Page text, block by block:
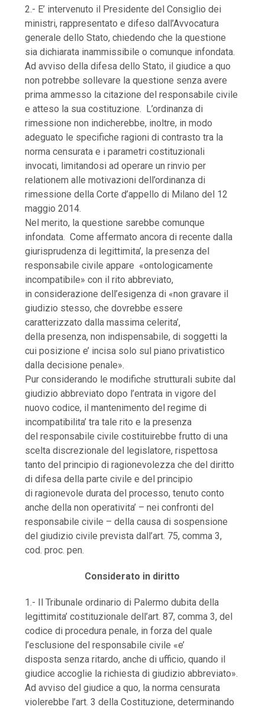
2.- E’ intervenuto il Presidente del Consiglio dei
ministri, rappresentato e difeso dall’Avvocatura
generale dello Stato, chiedendo che la questione
sia dichiarata inammissibile o comunque infondata.
Ad avviso della difesa dello Stato, il giudice a quo
non potrebbe sollevare la questione senza avere
prima ammesso la citazione del responsabile civile
e atteso la sua costituzione. L’ordinanza di
rimessione non indicherebbe, inoltre, in modo
adeguato le specifiche ragioni di contrasto tra la
norma censurata e i parametri costituzionali
invocati, limitandosi ad operare un rinvio per
relationem alle motivazioni dell’ordinanza di
rimessione della Corte d’appello di Milano del 12
maggio 2014.
Nel merito, la questione sarebbe comunque
infondata. Come affermato ancora di recente dalla
giurisprudenza di legittimita’, la presenza del
responsabile civile appare «ontologicamente
incompatibile» con il rito abbreviato,
in considerazione dell’esigenza di «non gravare il
giudizio stesso, che dovrebbe essere
caratterizzato dalla massima celerita’,
della presenza, non indispensabile, di soggetti la
cui posizione e’ incisa solo sul piano privatistico
dalla decisione penale».
Pur considerando le modifiche strutturali subite dal
giudizio abbreviato dopo l’entrata in vigore del
nuovo codice, il mantenimento del regime di
incompatibilita’ tra tale rito e la presenza
del responsabile civile costituirebbe frutto di una
scelta discrezionale del legislatore, rispettosa
tanto del principio di ragionevolezza che del diritto
di difesa della parte civile e del principio
di ragionevole durata del processo, tenuto conto
anche della non operativita’ – nei confronti del
responsabile civile – della causa di sospensione
del giudizio civile prevista dall’art. 75, comma 3,
cod. proc. pen.
Considerato in diritto
1.- Il Tribunale ordinario di Palermo dubita della
legittimita’ costituzionale dell’art. 87, comma 3, del
codice di procedura penale, in forza del quale
l’esclusione del responsabile civile «e’
disposta senza ritardo, anche di ufficio, quando il
giudice accoglie la richiesta di giudizio abbreviato».
Ad avviso del giudice a quo, la norma censurata
violerebbe l’art. 3 della Costituzione, determinando